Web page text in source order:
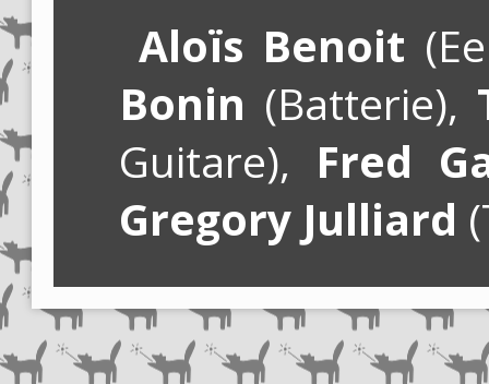
Aloïs Benoit
Bonin (Batterie),
Guitare), Fred
Gregory Julliard